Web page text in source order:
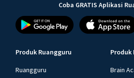
Coba GRATIS Aplikasi
Produk Ruangguru
Ruangguru
Produk
Brain